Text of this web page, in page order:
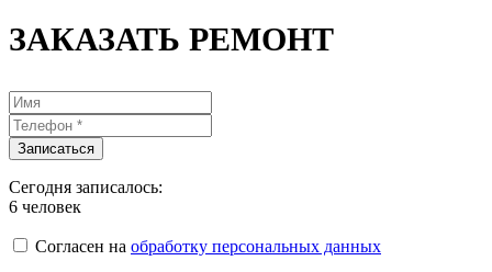
ЗАКАЗАТЬ РЕМОНТ
Сегодня записалось:
6 человек
Согласен на обработку персональных данных